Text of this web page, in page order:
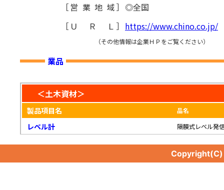
［ 営業地域］ ◎全国
［ ＵＲＬ ］ https://www.chino.co.jp/
（その他情報は企業ＨＰをご覧ください）
業品
＜土木資材＞
製品項目名 品名
レベル計 隔膜式レベル発